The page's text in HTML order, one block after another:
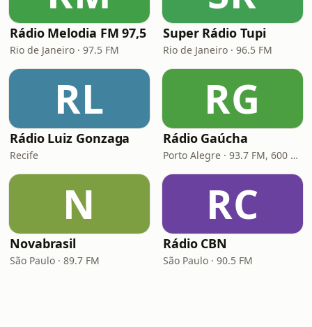
Rádio Melodia FM 97,5
Rio de Janeiro · 97.5 FM
Super Rádio Tupi
Rio de Janeiro · 96.5 FM
RL
Rádio Luiz Gonzaga
Recife
RG
Rádio Gaúcha
Porto Alegre · 93.7 FM, 600 AM
N
Novabrasil
São Paulo · 89.7 FM
RC
Rádio CBN
São Paulo · 90.5 FM